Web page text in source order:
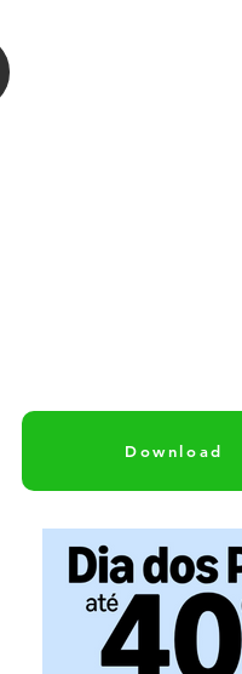
Download